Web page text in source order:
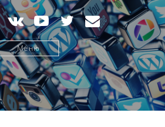
VK YouTubeTwitterE-
mail
Меню